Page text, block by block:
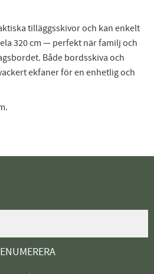
tilläggsskivor och kan enkelt
320 cm — perfekt när familj och
Både bordsskiva och
ekfaner för en enhetlig och